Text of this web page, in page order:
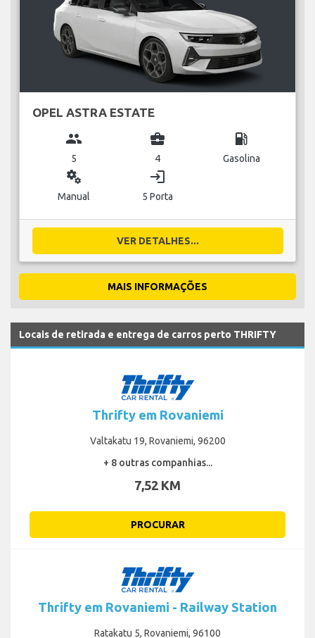
OPEL ASTRA ESTATE
group
5
business_center
4
local_gas_station
Gasolina
miscellaneous_services
Manual
login
5 Porta
VER DETALHES...
MAIS INFORMAÇÕES
Locais de retirada e entrega de carros perto THRIFTY
Thrifty em Rovaniemi
Valtakatu 19, Rovaniemi, 96200
+ 8 outras companhias...
7,52 KM
PROCURAR
Thrifty em Rovaniemi - Railway Station
Ratakatu 5, Rovaniemi, 96100